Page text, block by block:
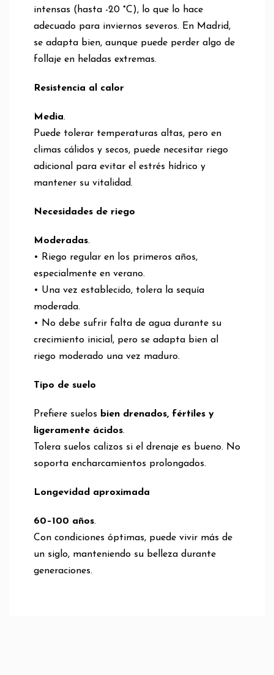
intensas (hasta -20 °C), lo que lo hace
adecuado para inviernos severos. En Madrid,
se adapta bien, aunque puede perder algo de
follaje en heladas extremas.
Resistencia al calor
Media.
Puede tolerar temperaturas altas, pero en
climas cálidos y secos, puede necesitar riego
adicional para evitar el estrés hídrico y
mantener su vitalidad.
Necesidades de riego
Moderadas.
• Riego regular en los primeros años,
especialmente en verano.
• Una vez establecido, tolera la sequía
moderada.
• No debe sufrir falta de agua durante su
crecimiento inicial, pero se adapta bien al
riego moderado una vez maduro.
Tipo de suelo
Prefiere suelos bien drenados, fértiles y
ligeramente ácidos.
Tolera suelos calizos si el drenaje es bueno. No
soporta encharcamientos prolongados.
Longevidad aproximada
60–100 años.
Con condiciones óptimas, puede vivir más de
un siglo, manteniendo su belleza durante
generaciones.